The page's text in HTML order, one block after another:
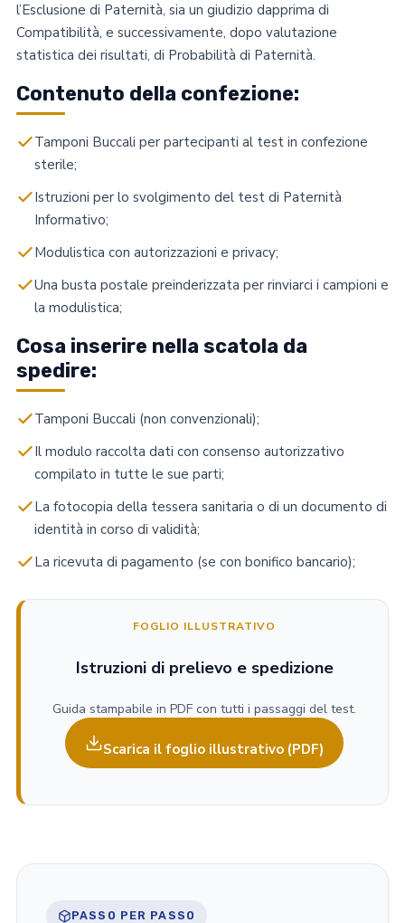
l’Esclusione di Paternità, sia un giudizio dapprima di
Compatibilità, e successivamente, dopo valutazione
statistica dei risultati, di Probabilità di Paternità.
Contenuto della confezione:
Tamponi Buccali per partecipanti al test in confezione
sterile;
Istruzioni per lo svolgimento del test di Paternità
Informativo;
Modulistica con autorizzazioni e privacy;
Una busta postale preinderizzata per rinviarci i campioni e
la modulistica;
Cosa inserire nella scatola da
spedire:
Tamponi Buccali (non convenzionali);
Il modulo raccolta dati con consenso autorizzativo
compilato in tutte le sue parti;
La fotocopia della tessera sanitaria o di un documento di
identità in corso di validità;
La ricevuta di pagamento (se con bonifico bancario);
FOGLIO ILLUSTRATIVO
Istruzioni di prelievo e spedizione
Guida stampabile in PDF con tutti i passaggi del test.
Scarica il foglio illustrativo (PDF)
PASSO PER PASSO